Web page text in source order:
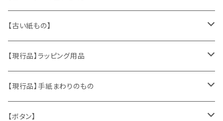
ヴィンテージアクセサリー
おもちゃ、ぬいぐるみ
くま、テディベア
うさぎ
ヴィンテージファブリック
ハンドメイド製品
【古い紙もの】
切手、FDC
ポストカード、カレンダー
マッチラベル、食品ラベル
【現行品】ラッピング用品
伝票、タグ、シール
袋、ラッピングペーパー
【現行品】手紙まわりのもの
封筒、ポストカード
【ボタン】